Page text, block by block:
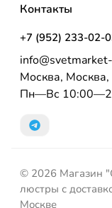
Контакты
+7 (952) 233-02-
Москва,
Пн—Вс
© 2026 Магазин
люстры с
Москве